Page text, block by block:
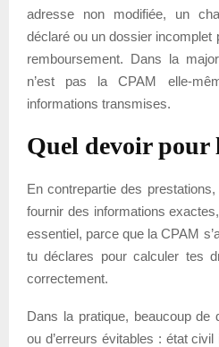
adresse non modifiée, un
déclaré ou un dossier incomplet
remboursement. Dans la
n’est pas la CPAM elle-
informations transmises.
Quel devoir pour
En contrepartie des
fournir des informations
essentiel, parce que la CPAM
tu déclares pour calculer tes
correctement.
Dans la pratique, beaucoup de
ou d’erreurs évitables : état